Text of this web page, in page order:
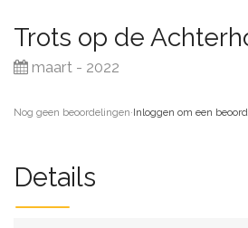
Trots op de
maart - 2022
Nog geen beoordelingen·Inloggen om een
Details